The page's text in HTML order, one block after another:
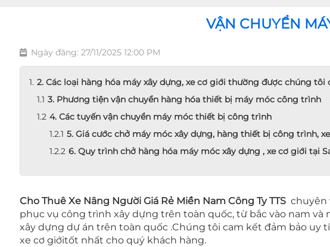
VẬN CHUYỂN
Ngày đăng: 27/11/2025 12:00 PM
2. Các loại hàng hóa máy xây dựng, xe cơ giới thường được chúng tôi
3. Phương tiện vận chuyển hàng hóa thiết bị máy móc công trình
4. Các tuyến vận chuyển máy móc thiết bị công trình
5. Giá cước chở máy móc xây dựng, hàng thiết bị công trình,
6. Quy trình chở hàng hóa máy móc xây dựng , xe cơ giới tại
Cho Thuê Xe Nâng Người Giá Rẻ Miền Nam Công Ty TTS chuyên
phục vụ công trình xây dựng trên toàn quốc, từ bắc vào nam và
xây dựng dự án trên toàn quốc .Chúng tôi cam kết đảm bảo
xe cơ giớitốt nhất cho quý khách hàng.